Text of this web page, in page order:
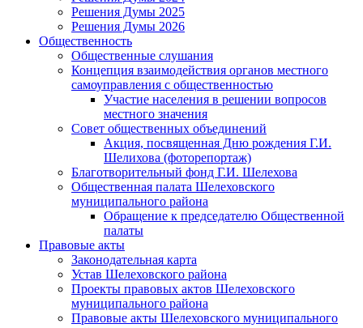
Решения Думы 2025
Решения Думы 2026
Общественность
Общественные слушания
Концепция взаимодействия органов местного
самоуправления с общественностью
Участие населения в решении вопросов
местного значения
Совет общественных объединений
Акция, посвященная Дню рождения Г.И.
Шелихова (фоторепортаж)
Благотворительный фонд Г.И. Шелехова
Общественная палата Шелеховского
муниципального района
Обращение к председателю Общественной
палаты
Правовые акты
Законодательная карта
Устав Шелеховского района
Проекты правовых актов Шелеховского
муниципального района
Правовые акты Шелеховского муниципального